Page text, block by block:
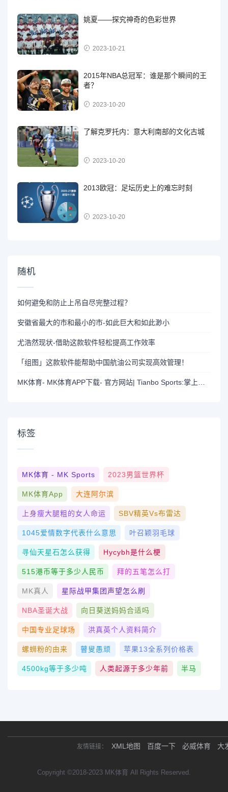
姚夏——探究神奇的色彩世界
2023-10-21
2015年NBA总冠军：谁是那个瞬间的王
者？
2023-10-20
了解克罗托内：意大利南部的文化古城
2023-10-20
2013欧冠：足坛历史上的难忘时刻
2023-10-20
随机
如何避免和防止上吊自尽完整过程？
安徽省最大的市和最小的市-如此巨大和如此渺小
尤浩然现状-借助这款软件轻松提高工作效率
「组图」这款软件能帮助中国航油公司实现高效管理！
MK体育- MK体育APP下载- 官方网站| Tianbo Sports:掌上娱乐新风尚，畅玩MK体育APP！
标签
MK体育 - MK Sports 2023男篮世界杯
MK体育App 大连阿尔滨
上身瘦大腿粗的女人命运 SBV精英vs布雷达
1045爱情数字代表什么意思 叶召颖羽毛球
寻仙天星石怎么获得 Hycybh是什么梗
515港币等于多少人民币 拜的五笔怎么打
MK真人 星际战甲集团声望怎么刷
NBA圣诞大战 向日葵送妈妈合适吗
中国专业足球场 洪真英个人资料简介
螺蛳粉的由来 瞽叟愚顽 苹果13全系列价格表
4500kg等于多少吨 人类起源于多少年前 半马
友情链接： XML地图 百度一下 必威体育 大
Copyright ©2018-2023 MK体育 All Rights Reserved.